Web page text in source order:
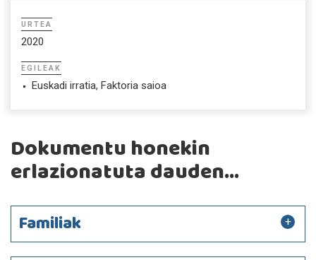
URTEA
2020
EGILEAK
Euskadi irratia, Faktoria saioa
Dokumentu honekin
erlazionatuta dauden...
Familiak